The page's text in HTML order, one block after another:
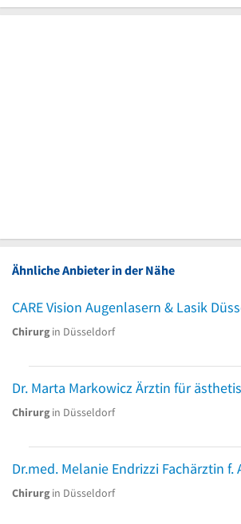
Ähnliche Anbieter in der Nähe
CARE Vision Augenlasern & Lasik
Chirurg in Düsseldorf
Dr. Marta Markowicz Ärztin für
Chirurg in Düsseldorf
Chirurg in Düsseldorf